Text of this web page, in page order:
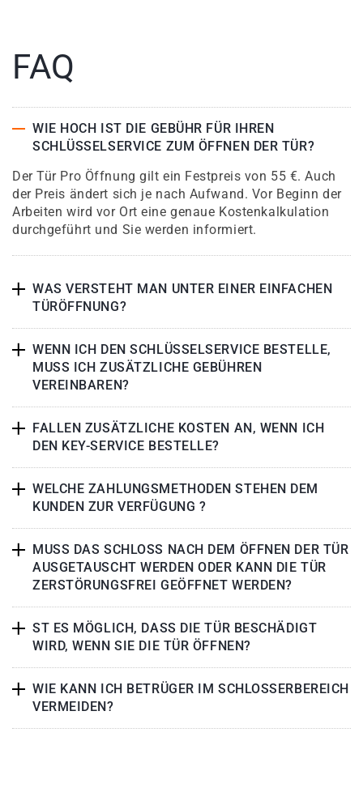
FAQ
WIE HOCH IST DIE GEBÜHR FÜR IHREN
SCHLÜSSELSERVICE ZUM ÖFFNEN DER TÜR?
Der Tür Pro Öffnung gilt ein Festpreis von 55 €. Auch
der Preis ändert sich je nach Aufwand. Vor Beginn der
Arbeiten wird vor Ort eine genaue Kostenkalkulation
durchgeführt und Sie werden informiert.
WAS VERSTEHT MAN UNTER EINER EINFACHEN
TÜRÖFFNUNG?
WENN ICH DEN SCHLÜSSELSERVICE BESTELLE,
MUSS ICH ZUSÄTZLICHE GEBÜHREN
VEREINBAREN?
FALLEN ZUSÄTZLICHE KOSTEN AN, WENN ICH
DEN KEY-SERVICE BESTELLE?
WELCHE ZAHLUNGSMETHODEN STEHEN DEM
KUNDEN ZUR VERFÜGUNG ?
MUSS DAS SCHLOSS NACH DEM ÖFFNEN DER TÜR
AUSGETAUSCHT WERDEN ODER KANN DIE TÜR
ZERSTÖRUNGSFREI GEÖFFNET WERDEN?
ST ES MÖGLICH, DASS DIE TÜR BESCHÄDIGT
WIRD, WENN SIE DIE TÜR ÖFFNEN?
WIE KANN ICH BETRÜGER IM SCHLOSSERBEREICH
VERMEIDEN?